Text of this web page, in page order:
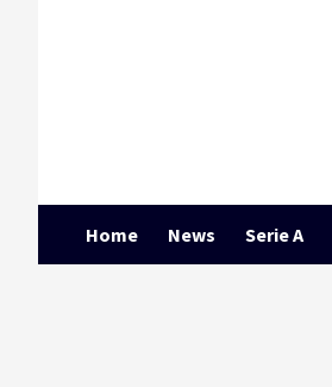
Home News Serie A